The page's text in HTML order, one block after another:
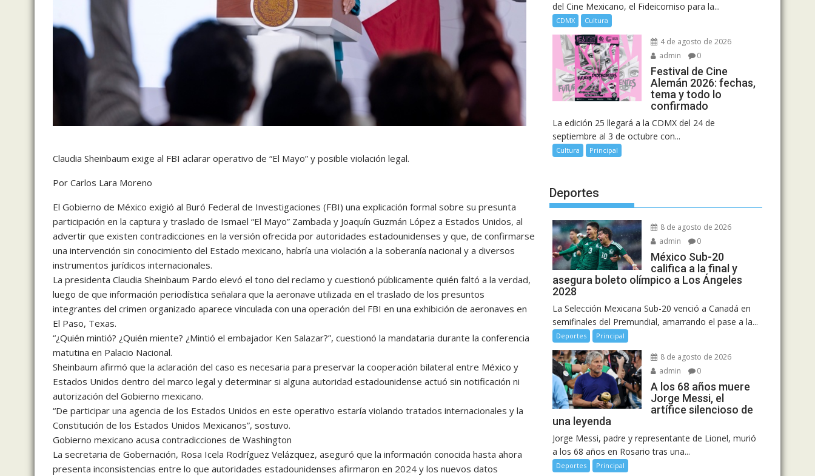
Claudia Sheinbaum exige al FBI aclarar operativo de “El Mayo” y posible violación legal.
Por Carlos Lara Moreno
El Gobierno de México exigió al Buró Federal de Investigaciones (FBI) una explicación formal sobre su presunta
participación en la captura y traslado de Ismael “El Mayo” Zambada y Joaquín Guzmán López a Estados Unidos, al
advertir que existen contradicciones en la versión ofrecida por autoridades estadounidenses y que, de confirmarse
una intervención sin conocimiento del Estado mexicano, habría una violación a la soberanía nacional y a diversos
instrumentos jurídicos internacionales.
La presidenta Claudia Sheinbaum Pardo elevó el tono del reclamo y cuestionó públicamente quién faltó a la verdad,
luego de que información periodística señalara que la aeronave utilizada en el traslado de los presuntos
integrantes del crimen organizado aparece vinculada con una operación del FBI en una exhibición de aeronaves en
El Paso, Texas.
“¿Quién mintió? ¿Quién miente? ¿Mintió el embajador Ken Salazar?”, cuestionó la mandataria durante la conferencia
matutina en Palacio Nacional.
Sheinbaum afirmó que la aclaración del caso es necesaria para preservar la cooperación bilateral entre México y
Estados Unidos dentro del marco legal y determinar si alguna autoridad estadounidense actuó sin notificación ni
autorización del Gobierno mexicano.
“De participar una agencia de los Estados Unidos en este operativo estaría violando tratados internacionales y la
Constitución de los Estados Unidos Mexicanos”, sostuvo.
Gobierno mexicano acusa contradicciones de Washington
La secretaria de Gobernación, Rosa Icela Rodríguez Velázquez, aseguró que la información conocida hasta ahora
presenta inconsistencias entre lo que autoridades estadounidenses afirmaron en 2024 y los nuevos datos
del Cine Mexicano, el Fideicomiso para la...
CDMX Cultura
4 de agosto de 2026
admin
0
Festival de Cine
Alemán 2026: fechas,
tema y todo lo
confirmado
La edición 25 llegará a la CDMX del 24 de
septiembre al 3 de octubre con...
Cultura Principal
Deportes
8 de agosto de 2026
admin
0
México Sub-20
califica a la final y
asegura boleto olímpico a Los Ángeles
2028
La Selección Mexicana Sub-20 venció a Canadá en
semifinales del Premundial, amarrando el pase a la...
Deportes Principal
8 de agosto de 2026
admin
0
A los 68 años muere
Jorge Messi, el
artífice silencioso de
una leyenda
Jorge Messi, padre y representante de Lionel, murió
a los 68 años en Rosario tras una...
Deportes Principal